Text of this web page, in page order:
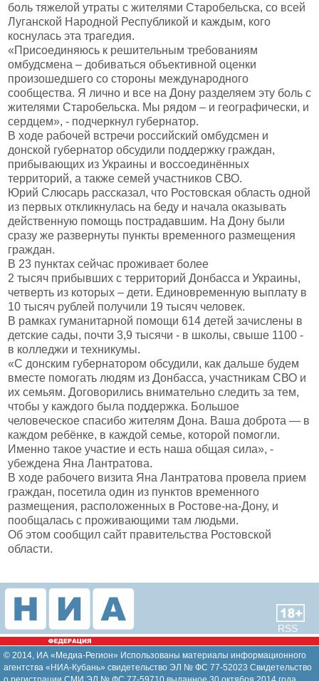
боль тяжелой утраты с жителями Старобельска, со всей
Луганской Народной Республикой и каждым, кого
коснулась эта трагедия.
«Присоединяюсь к решительным требованиям
омбудсмена – добиваться объективной оценки
произошедшего со стороны международного
сообщества. Я лично и все на Дону разделяем эту боль с
жителями Старобельска. Мы рядом – и географически, и
сердцем», - подчеркнул губернатор.
В ходе рабочей встречи российский омбудсмен и
донской губернатор обсудили поддержку граждан,
прибывающих из Украины и воссоединённых
территорий, а также семей участников СВО.
Юрий Слюсарь рассказал, что Ростовская область одной
из первых откликнулась на беду и начала оказывать
действенную помощь пострадавшим. На Дону были
сразу же развернуты пункты временного размещения
граждан.
В 23 пунктах сейчас проживает более
2 тысяч прибывших с территорий Донбасса и Украины,
четверть из которых – дети. Единовременную выплату в
10 тысяч рублей получили 19 тысяч человек.
В рамках гуманитарной помощи 614 детей зачислены в
детские сады, почти 3,9 тысячи - в школы, свыше 1100 -
в колледжи и техникумы.
«С донским губернатором обсудили, как дальше будем
вместе помогать людям из Донбасса, участникам СВО и
их семьям. Договорились внимательно следить за тем,
чтобы у каждого была поддержка. Большое
человеческое спасибо жителям Дона. Ваша доброта — в
каждом ребёнке, в каждой семье, которой помогли.
Именно такое участие и есть наша общая сила», -
убеждена Яна Лантратова.
В ходе рабочего визита Яна Лантратова провела прием
граждан, посетила один из пунктов временного
размещения, расположенных в Ростове-на-Дону, и
пообщалась с проживающими там людьми.
Об этом сообщил сайт правительства Ростовской
области.
RSS
© 2014, ИА «Медиа-Регион» Использованы материалы информационного
агентства «НИА-Кубань» свидетельство ЭЛ № ФС 77-52023 Свидетельство